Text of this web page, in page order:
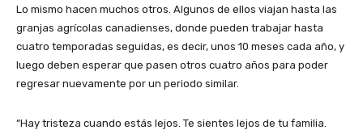
Lo mismo hacen muchos otros. Algunos de ellos viajan hasta las
granjas agrícolas canadienses, donde pueden trabajar hasta
cuatro temporadas seguidas, es decir, unos 10 meses cada año, y
luego deben esperar que pasen otros cuatro años para poder
regresar nuevamente por un periodo similar.
“Hay tristeza cuando estás lejos. Te sientes lejos de tu familia.